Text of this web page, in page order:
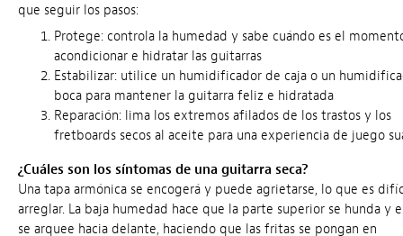
que seguir los pasos:
Protege: controla la humedad y sabe cuándo es el
acondicionar e hidratar las guitarras
Estabilizar: utilice un humidificador de caja o un
boca para mantener la guitarra feliz e hidratada
Reparación: lima los extremos afilados de los trastos y los
fretboards secos al aceite para una experiencia de juego
¿Cuáles son los síntomas de una guitarra seca?
Una tapa armónica se encogerá y puede agrietarse, lo que es
arreglar. La baja humedad hace que la parte superior se hunda y
se arquee hacia delante, haciendo que las fritas se pongan en